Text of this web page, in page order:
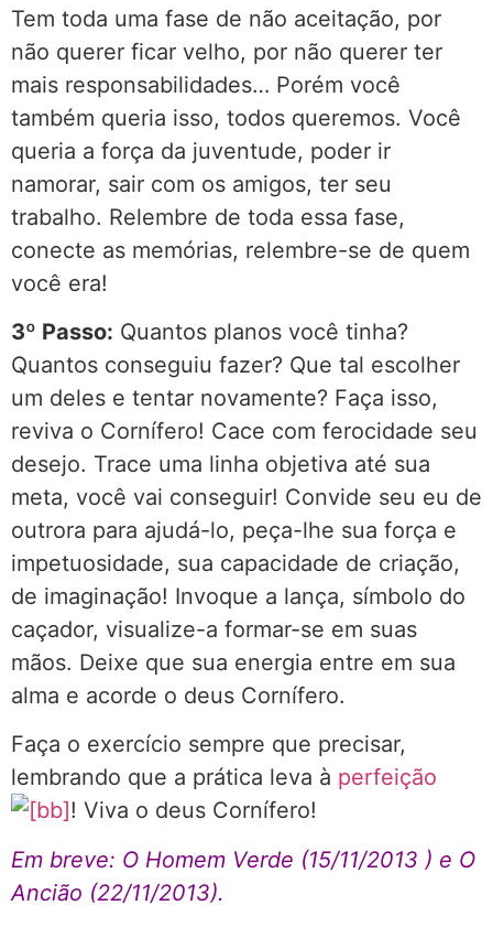
Tem toda uma fase de não aceitação, por
não querer ficar velho, por não querer ter
mais responsabilidades… Porém você
também queria isso, todos queremos. Você
queria a força da juventude, poder ir
namorar, sair com os amigos, ter seu
trabalho. Relembre de toda essa fase,
conecte as memórias, relembre-se de quem
você era!
3º Passo: Quantos planos você tinha?
Quantos conseguiu fazer? Que tal escolher
um deles e tentar novamente? Faça isso,
reviva o Cornífero! Cace com ferocidade seu
desejo. Trace uma linha objetiva até sua
meta, você vai conseguir! Convide seu eu de
outrora para ajudá-lo, peça-lhe sua força e
impetuosidade, sua capacidade de criação,
de imaginação! Invoque a lança, símbolo do
caçador, visualize-a formar-se em suas
mãos. Deixe que sua energia entre em sua
alma e acorde o deus Cornífero.
Faça o exercício sempre que precisar,
lembrando que a prática leva à perfeição
! Viva o deus Cornífero!
Em breve: O Homem Verde (15/11/2013 ) e O
Ancião (22/11/2013).